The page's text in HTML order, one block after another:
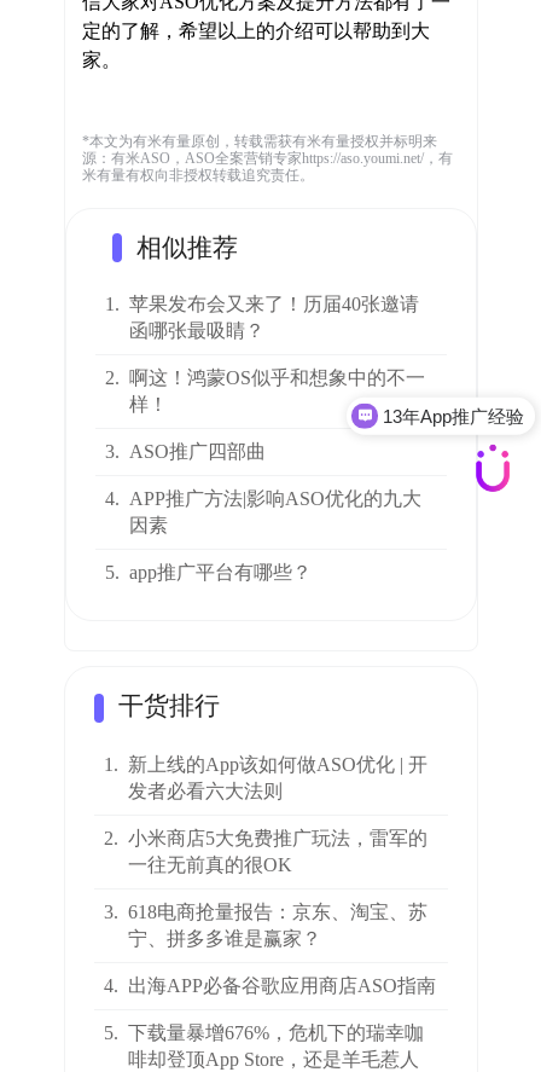
定的了解，希望以上的介绍可以帮助到大
家。
*本文为有米有量原创，转载需获有米有量授权并标明来
源：有米ASO，ASO全案营销专家https://aso.youmi.net/，有
米有量有权向非授权转载追究责任。
相似推荐
1. 苹果发布会又来了！历届40张邀请
函哪张最吸睛？
2. 啊这！鸿蒙OS似乎和想象中的不一
样！
3. ASO推广四部曲
4. APP推广方法|影响ASO优化的九大
因素
5. app推广平台有哪些？
干货排行
1. 新上线的App该如何做ASO优化 | 开
发者必看六大法则
2. 小米商店5大免费推广玩法，雷军的
一往无前真的很OK
3. 618电商抢量报告：京东、淘宝、苏
宁、拼多多谁是赢家？
4. 出海APP必备谷歌应用商店ASO指南
5. 下载量暴增676%，危机下的瑞幸咖
啡却登顶App Store，还是羊毛惹人
13年App推广经验